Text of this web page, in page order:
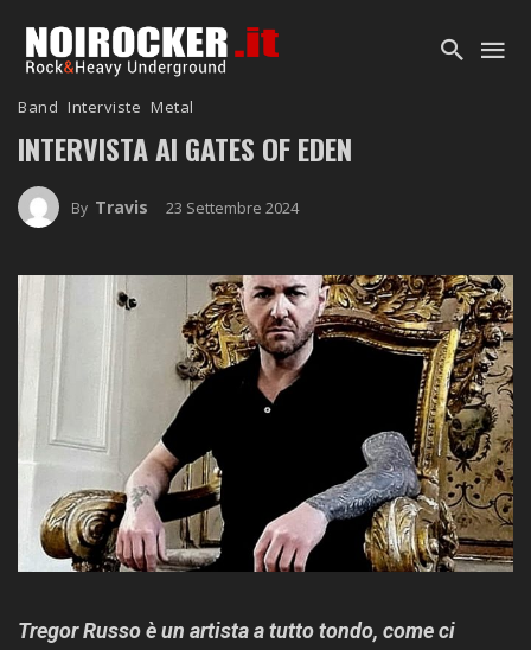
Band Interviste Metal
INTERVISTA AI GATES OF EDEN
By Travis 23 Settembre 2024
Tregor Russo è un artista a tutto tondo, come ci